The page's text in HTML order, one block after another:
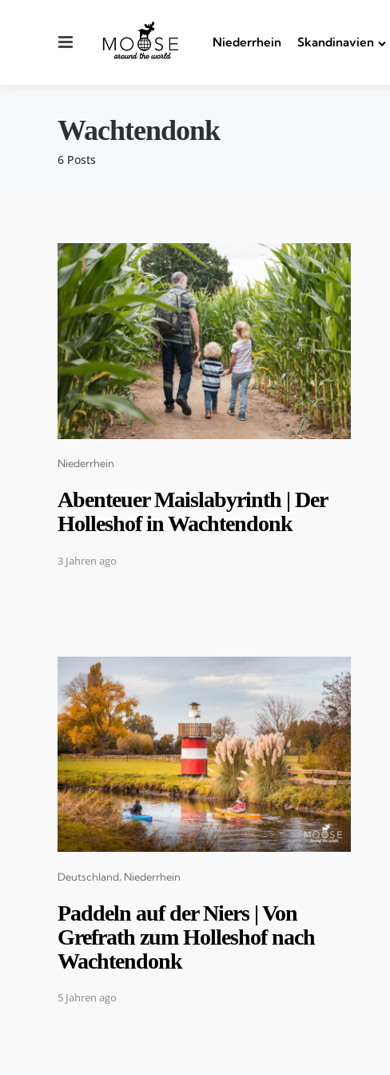
Menu Niederrhein Skandinavien
6 Posts
Wachtendonk
Categories
Niederrhein
Abenteuer Maislabyrinth | Der
Holleshof in Wachtendonk
3 Jahren ago
Categories
Deutschland Niederrhein
Paddeln auf der Niers | Von
Grefrath zum Holleshof nach
Wachtendonk
5 Jahren ago